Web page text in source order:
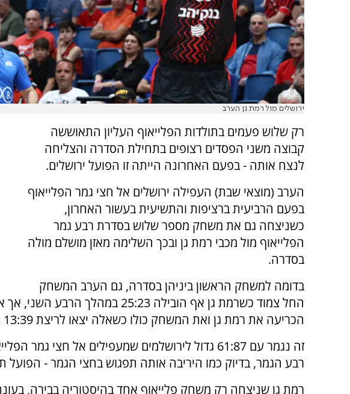
ירושלים מול רמת גן הערב
רק שלוש פעמים בתולדות הפלייאוף העליון התאוששה
קבוצה משני הפסדים רצופים בתחילת הסדרה והצליחה
לנצח אותה - בפעם האחרונה הייתה זו הפועל ירושלים.
הערב (מוצאי שבת) העפילה ירושלים אל חצי גמר הפלייאוף
בפעם הרביעית ברציפות והתשיעית בעשור האחרון,
כשניצחה גם את משחק מספר שלוש בסדרת רבע גמר
הפלייאוף מול מכבי רמת גן ובכך השלימה מאזן מושלם מולה
בסדרה.
בדומה למשחק הראשון ביניהן בסדרה, גם הערב המשחק
החל צמוד כשרמת גן אף הובילה 25:23
הכריעה את רמת גן ואת המשחק כולו כשאלה יצאו לריצת 13:39 ממנה רמת גן לא הצליחה לחזור.
זה נגמר עם 61:87 גדול לירושלמים שמעפילים אל חצי
רבע הגמר, בדיוק כמו היריבה אותה תפגוש בחצי הגמר - הפועל